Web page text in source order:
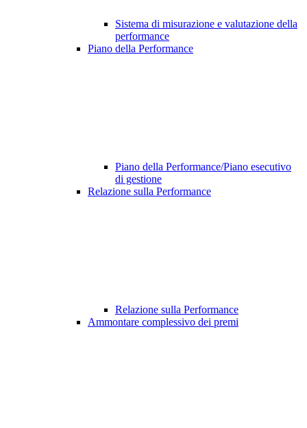
Sistema di misurazione e valutazione della
performance
Piano della Performance
Piano della Performance/Piano esecutivo
di gestione
Relazione sulla Performance
Relazione sulla Performance
Ammontare complessivo dei premi